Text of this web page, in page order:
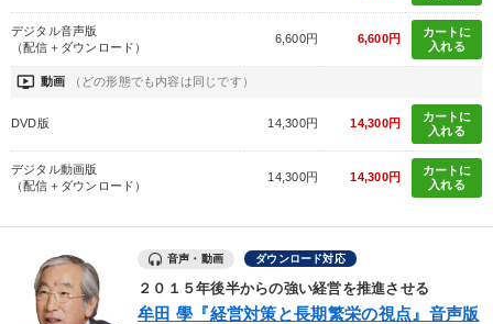
リーダーの魅力向上 経営体系を学びたい
発想力を磨きたい パフォーマンス向上
キーワード
井上和弘 モチベーション プレゼン
デジタル音声版
（配信＋ダウンロード）
6,600円 6,600円
カートに
入れる
ondemand_video 動画 （どの形態でも内容は同じです）
DVD版 14,300円 14,300円
カートに
入れる
デジタル動画版
（配信＋ダウンロード）
14,300円 14,300円
カートに
入れる
音声・動画 ダウンロード対応
２０１５年後半からの強い経営を推進させる
牟田 學『経営対策と長期繁栄の視点』音声版